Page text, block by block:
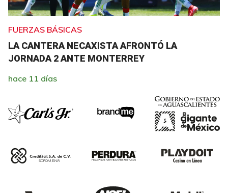
FUERZAS BÁSICAS
LA CANTERA NECAXISTA AFRONTÓ LA
JORNADA 2 ANTE MONTERREY
hace 11 días